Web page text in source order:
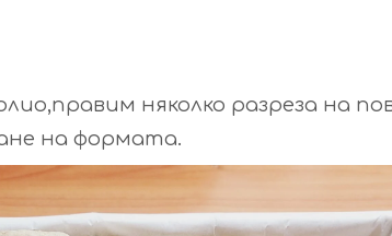
няколко разреза на
на формата.